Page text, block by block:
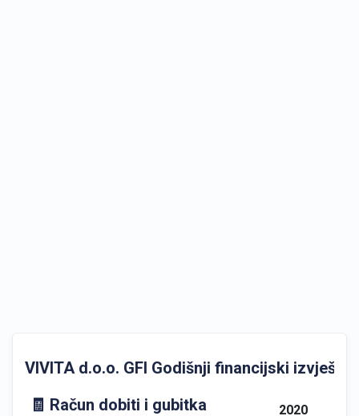
VIVITA d.o.o. GFI Godišnji financijski izvještaji
🧾 Račun dobiti i gubitka
2020